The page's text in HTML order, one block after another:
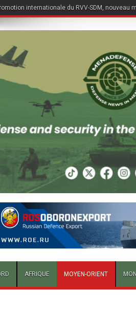
internationale du RVV-SDM, nouveau
AFRIQUE MOYEN-ORIENT